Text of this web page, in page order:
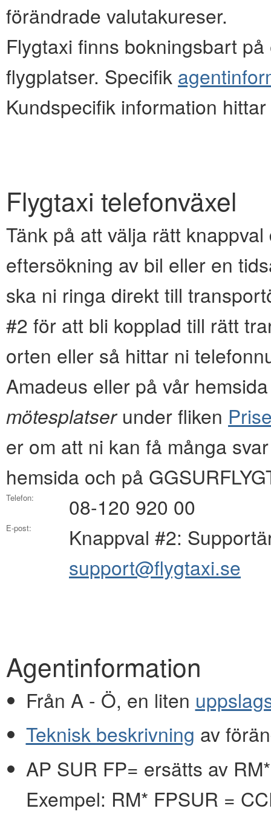
förändrade valutakureser.
Flygtaxi finns bokningsbart
flygplatser. Specifik
Kundspecifik information
Flygtaxi telefonväxel
Tänk på att välja rätt
eftersökning av bil eller en
ska ni ringa direkt till
#2 för att bli kopplad till rätt
orten eller så hittar ni
Amadeus eller på vår
mötesplatserunder fliken
er om att ni kan få många
hemsida och på
Telefon:
08-120 920 00
Knappval #2:
E-post:
support@flygtaxi.se
Agentinformation
Från A - Ö, en liten
Teknisk beskrivning av
AP SUR FP= ersätts av
Exempel: RM* FPSUR =